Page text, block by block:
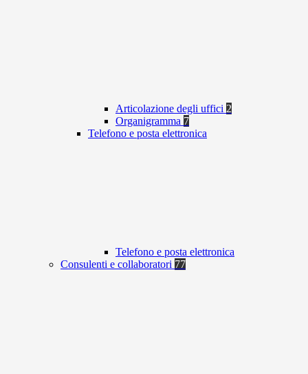
Articolazione degli uffici 2
Organigramma 7
Telefono e posta elettronica
Telefono e posta elettronica
Consulenti e collaboratori 77